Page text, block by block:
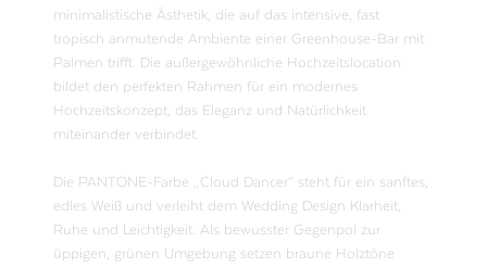
minimalistische Ästhetik, die auf das intensive, fast
tropisch anmutende Ambiente einer Greenhouse-Bar mit
Palmen trifft. Die außergewöhnliche Hochzeitslocation
bildet den perfekten Rahmen für ein modernes
Hochzeitskonzept, das Eleganz und Natürlichkeit
miteinander verbindet.
Die PANTONE-Farbe „Cloud Dancer“ steht für ein sanftes,
edles Weiß und verleiht dem Wedding Design Klarheit,
Ruhe und Leichtigkeit. Als bewusster Gegenpol zur
üppigen, grünen Umgebung setzen braune Holztöne